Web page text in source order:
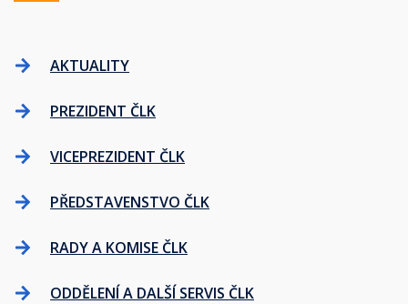
AKTUALITY
PREZIDENT ČLK
VICEPREZIDENT ČLK
PŘEDSTAVENSTVO ČLK
RADY A KOMISE ČLK
ODDĚLENÍ A DALŠÍ SERVIS ČLK